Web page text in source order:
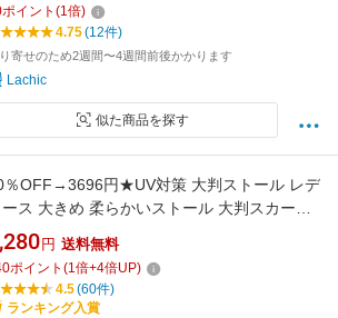
ポイント (1倍)
4.75(12件)
寄せのため2週間〜4週間前後かかります
Lachic
似た商品を探す
％OFF→3696円★UV対策 大判ストール レデ
ース 大きめ 柔らかいストール 大判スカーフ
ョール レディース 冷房対策 夏用 おしゃれ ペ
ズリー柄 モノトーン バンダナ柄 シルクタッ
カシミヤタッチ 上品 正方形ストール 大判ス
フ 母の日 プレゼント ギフト
円 送料無料
ポイント (1倍+4倍UP)
4.5(60件)
ランキング入賞